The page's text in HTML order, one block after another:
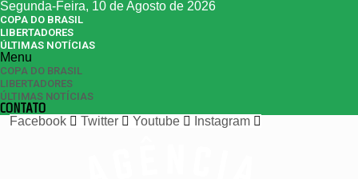
Segunda-Feira, 10 de Agosto de 2026
COPA DO BRASIL
LIBERTADORES
ÚLTIMAS NOTÍCIAS
Menu
COPA DO BRASIL
LIBERTADORES
ÚLTIMAS NOTÍCIAS
CONTATO
Facebook
Twitter Youtube Instagram